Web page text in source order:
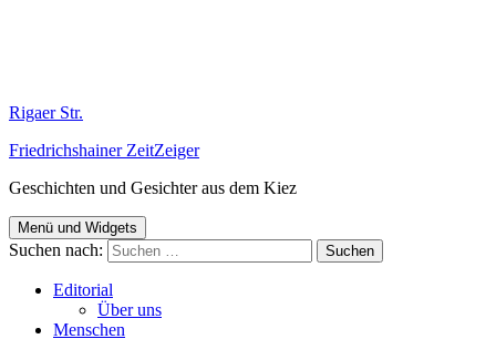
Rigaer Str.
Friedrichshainer ZeitZeiger
Geschichten und Gesichter aus dem Kiez
Menü und Widgets
Suchen nach:
Editorial
Über uns
Menschen